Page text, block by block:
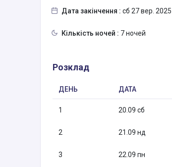
Дата закінчення : сб 27 вер. 2025
Кількість ночей : 7 ночей
Розклад
ДЕНЬ ДАТА
1 20.09 сб
2 21.09 нд
3 22.09 пн